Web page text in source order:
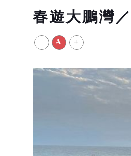
春遊大鵬灣
- A +